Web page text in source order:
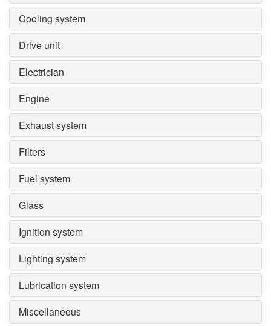
Cooling system
Drive unit
Electrician
Engine
Exhaust system
Filters
Fuel system
Glass
Ignition system
Lighting system
Lubrication system
Miscellaneous